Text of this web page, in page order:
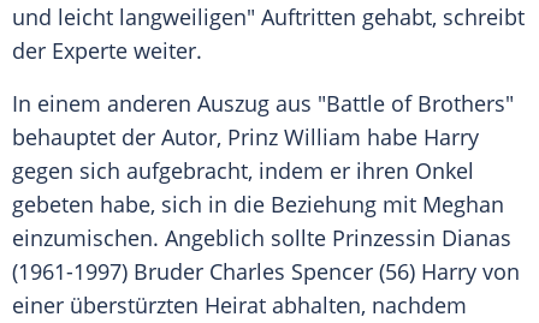
und leicht langweiligen" Auftritten gehabt, schreibt
der Experte weiter.
In einem anderen Auszug aus "Battle of Brothers"
behauptet der Autor, Prinz William habe Harry
gegen sich aufgebracht, indem er ihren Onkel
gebeten habe, sich in die Beziehung mit Meghan
einzumischen. Angeblich sollte Prinzessin Dianas
(1961-1997) Bruder Charles Spencer (56) Harry von
einer überstürzten Heirat abhalten, nachdem